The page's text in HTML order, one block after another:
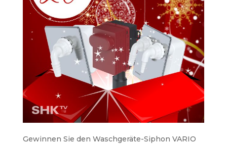
Gewinnen Sie den Waschgeräte-Siphon VARIO